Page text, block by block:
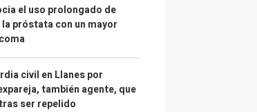
el uso prolongado de
próstata con un mayor
civil en Llanes por
también agente, que
ser repelido